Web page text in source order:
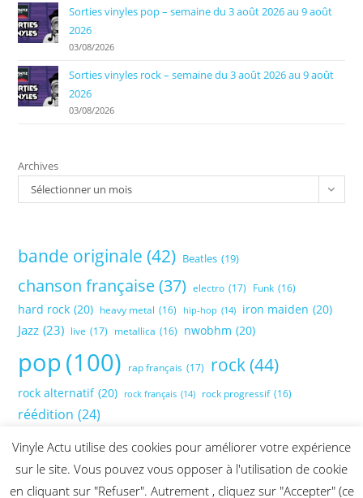
Sorties vinyles pop – semaine du 3 août 2026 au 9 août
2026
03/08/2026
Sorties vinyles rock – semaine du 3 août 2026 au 9 août
2026
03/08/2026
Archives
Sélectionner un mois
bande originale (42) Beatles (19)
chanson française (37) electro (17) Funk (16)
hard rock (20) heavy metal (16) hip-hop (14) iron maiden (20)
Jazz (23) live (17) metallica (16) nwobhm (20)
pop(100) rap français (17) rock(44)
rock alternatif (20) rock français (14) rock progressif (16)
réédition (24)
Vinyle Actu utilise des cookies pour améliorer votre expérience
sur le site. Vous pouvez vous opposer à l'utilisation de cookie
en cliquant sur "Refuser". Autrement , cliquez sur "Accepter" (ce